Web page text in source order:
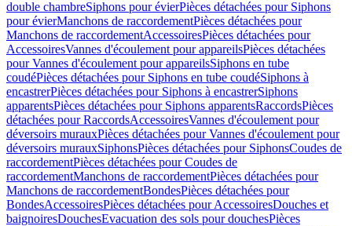
double chambreSiphons pour évierPièces détachées pour Siphons
pour évierManchons de raccordementPièces détachées pour
Manchons de raccordementAccessoiresPièces détachées pour
AccessoiresVannes d'écoulement pour appareilsPièces détachées
pour Vannes d'écoulement pour appareilsSiphons en tube
coudéPièces détachées pour Siphons en tube coudéSiphons à
encastrerPièces détachées pour Siphons à encastrerSiphons
apparentsPièces détachées pour Siphons apparentsRaccordsPièces
détachées pour RaccordsAccessoiresVannes d'écoulement pour
déversoirs murauxPièces détachées pour Vannes d'écoulement pour
déversoirs murauxSiphonsPièces détachées pour SiphonsCoudes de
raccordementPièces détachées pour Coudes de
raccordementManchons de raccordementPièces détachées pour
Manchons de raccordementBondesPièces détachées pour
BondesAccessoiresPièces détachées pour AccessoiresDouches et
baignoiresDouchesEvacuation des sols pour douchesPièces